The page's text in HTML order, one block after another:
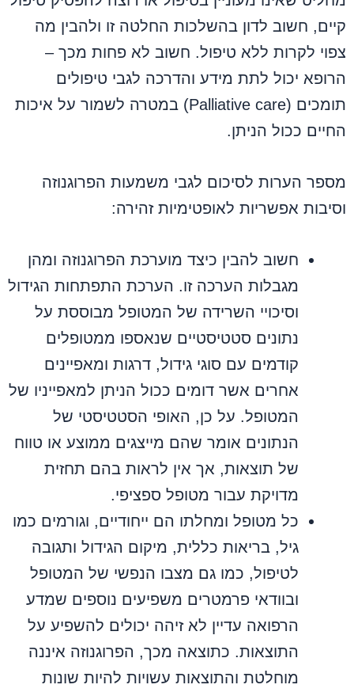
קיים, חשוב לדון בהשלכות החלטה זו ולהבין מה
צפוי לקרות ללא טיפול. חשוב לא פחות מכך –
הרופא יכול לתת מידע והדרכה לגבי טיפולים
תומכים (Palliative care) במטרה לשמור על איכות
החיים ככול הניתן.
מספר הערות לסיכום לגבי משמעות הפרוגנוזה
וסיבות אפשריות לאופטימיות זהירה:
חשוב להבין כיצד מוערכת הפרוגנוזה ומהן
מגבלות הערכה זו. הערכת התפתחות הגידול
וסיכויי השרידה של המטופל מבוססת על
נתונים סטטיסטיים שנאספו ממטופלים
קודמים עם סוגי גידול, דרגות ומאפיינים
אחרים אשר דומים ככול הניתן למאפייניו של
המטופל. על כן, האופי הסטטיסטי של
הנתונים אומר שהם מייצגים ממוצע או טווח
של תוצאות, אך אין לראות בהם תחזית
מדויקת עבור מטופל ספציפי.
כל מטופל ומחלתו הם ייחודיים, וגורמים כמו
גיל, בריאות כללית, מיקום הגידול ותגובה
לטיפול, כמו גם מצבו הנפשי של המטופל
ובוודאי פרמטרים משפיעים נוספים שמדע
הרפואה עדיין לא זיהה יכולים להשפיע על
התוצאות. כתוצאה מכך, הפרוגנוזה איננה
מוחלטת והתוצאות עשויות להיות שונות